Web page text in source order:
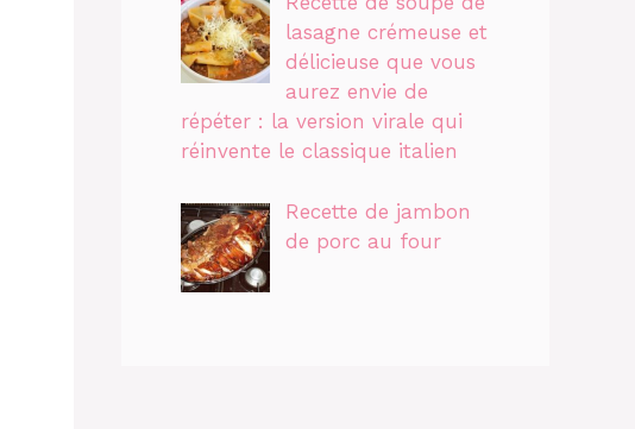
lasagne crémeuse et
délicieuse que vous
aurez envie de
répéter : la version virale qui
réinvente le classique italien
Recette de jambon
de porc au four